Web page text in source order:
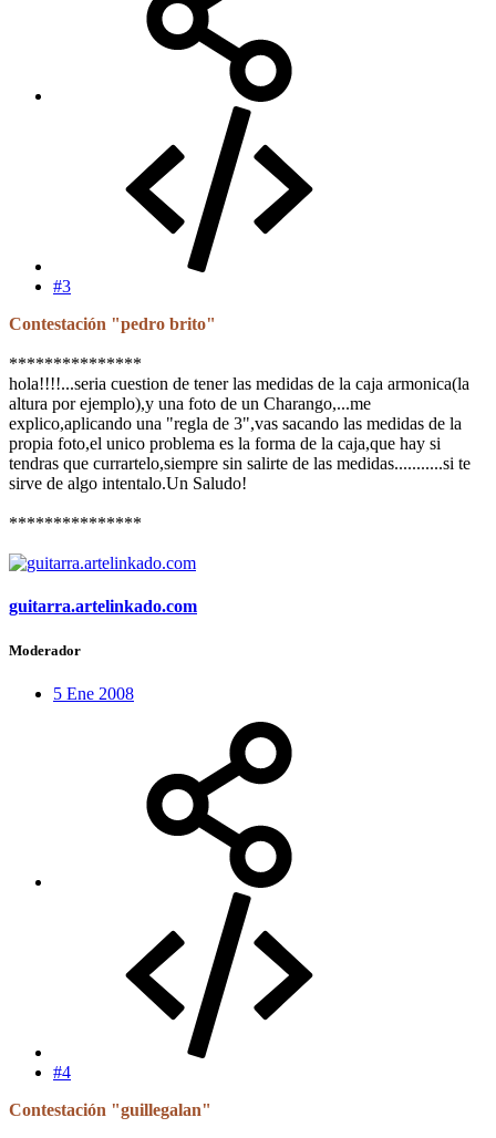
#3
Contestación "pedro brito"
***************
hola!!!!...seria cuestion de tener las medidas de la caja armonica(la
altura por ejemplo),y una foto de un Charango,...me
explico,aplicando una "regla de 3",vas sacando las medidas de la
propia foto,el unico problema es la forma de la caja,que hay si
tendras que currartelo,siempre sin salirte de las medidas...........si te
sirve de algo intentalo.Un Saludo!
***************
guitarra.artelinkado.com
Moderador
5 Ene 2008
#4
Contestación "guillegalan"